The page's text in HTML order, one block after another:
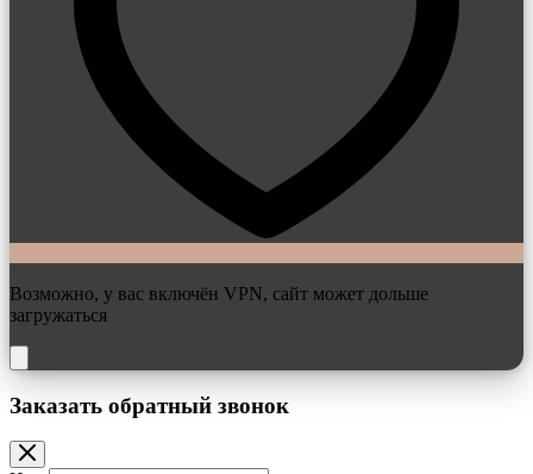
Возможно, у вас включён VPN, сайт может дольше
загружаться
Заказать обратный звонок